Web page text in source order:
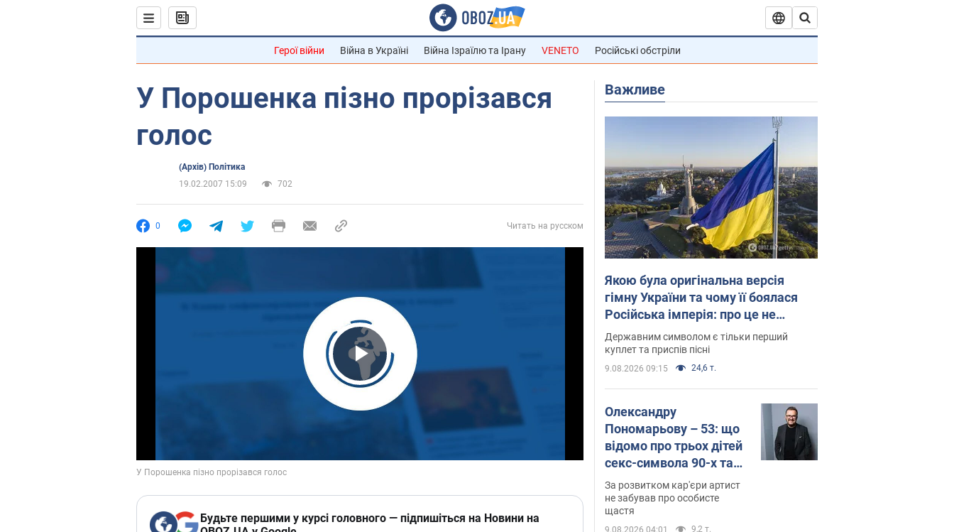
Герої війни Війна в Україні Війна Ізраїлю та Ірану VENETO Російські обстріли
У Порошенка пізно прорізався
голос
(Архів) Політика
19.02.2007 15:09
702
0 Читать на русском
Play Video
Будьте першими у курсі головного — підпишіться на Новини на
Важливе
Якою була оригінальна версія
гімну України та чому її боялася
Російська імперія: про це не
розповідають у школі
Державним символом є тільки перший
куплет та приспів пісні
9.08.2026 09:15 24,6 т.
Олександру
Пономарьову – 53: що
відомо про трьох дітей
секс-символа 90-х та
який вигляд вони
мають
За розвитком кар'єри артист
не забував про особисте
щастя
9.08.2026 04:01 9,2 т.